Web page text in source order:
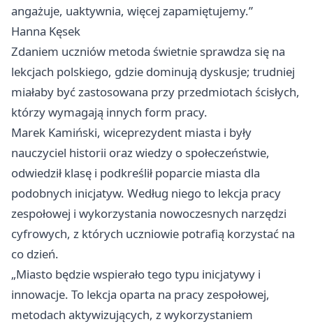
angażuje, uaktywnia, więcej zapamiętujemy.”
Hanna Kęsek
Zdaniem uczniów metoda świetnie sprawdza się na
lekcjach polskiego, gdzie dominują dyskusje; trudniej
miałaby być zastosowana przy przedmiotach ścisłych,
którzy wymagają innych form pracy.
Marek Kamiński, wiceprezydent miasta i były
nauczyciel historii oraz wiedzy o społeczeństwie,
odwiedził klasę i podkreślił poparcie miasta dla
podobnych inicjatyw. Według niego to lekcja pracy
zespołowej i wykorzystania nowoczesnych narzędzi
cyfrowych, z których uczniowie potrafią korzystać na
co dzień.
„Miasto będzie wspierało tego typu inicjatywy i
innowacje. To lekcja oparta na pracy zespołowej,
metodach aktywizujących, z wykorzystaniem